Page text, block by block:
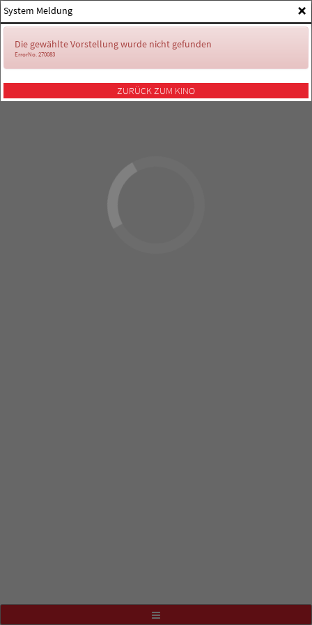
×
System Meldung
Die gewählte Vorstellung wurde nicht gefunden
ErrorNo. 270083
ZURÜCK ZUM KINO